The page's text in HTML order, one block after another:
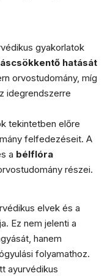
gyakorlatok
hatását
orvostudomány, míg
idegrendszerre
tekintetben előre
felfedezéseit. A
a bélflóra
részei.
elvek és a
Ez nem jelenti a
hanem
folyamathoz.
ayurvédikus